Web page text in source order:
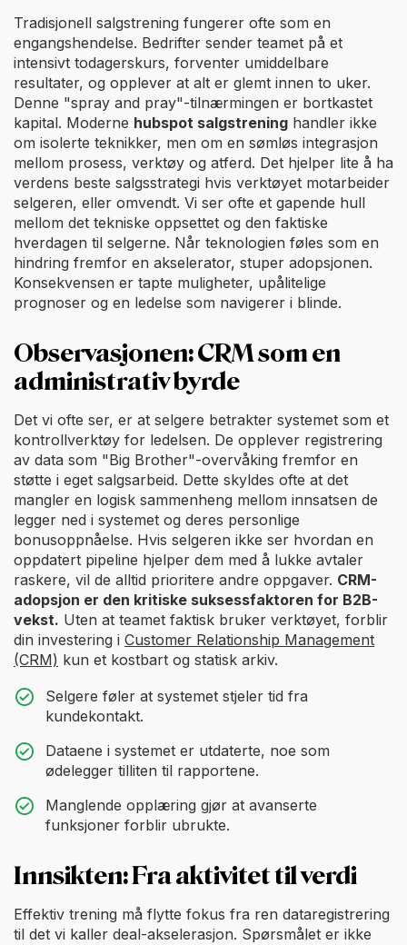
Tradisjonell salgstrening fungerer ofte som en
engangshendelse. Bedrifter sender teamet på et
intensivt todagerskurs, forventer umiddelbare
resultater, og opplever at alt er glemt innen to uker.
Denne "spray and pray"-tilnærmingen er bortkastet
kapital. Moderne hubspot salgstrening handler ikke
om isolerte teknikker, men om en sømløs integrasjon
mellom prosess, verktøy og atferd. Det hjelper lite å ha
verdens beste salgsstrategi hvis verktøyet motarbeider
selgeren, eller omvendt. Vi ser ofte et gapende hull
mellom det tekniske oppsettet og den faktiske
hverdagen til selgerne. Når teknologien føles som en
hindring fremfor en akselerator, stuper adopsjonen.
Konsekvensen er tapte muligheter, upålitelige
prognoser og en ledelse som navigerer i blinde.
Observasjonen: CRM som en
administrativ byrde
Det vi ofte ser, er at selgere betrakter systemet som et
kontrollverktøy for ledelsen. De opplever registrering
av data som "Big Brother"-overvåking fremfor en
støtte i eget salgsarbeid. Dette skyldes ofte at det
mangler en logisk sammenheng mellom innsatsen de
legger ned i systemet og deres personlige
bonusoppnåelse. Hvis selgeren ikke ser hvordan en
oppdatert pipeline hjelper dem med å lukke avtaler
raskere, vil de alltid prioritere andre oppgaver. CRM-
adopsjon er den kritiske suksessfaktoren for B2B-
vekst. Uten at teamet faktisk bruker verktøyet, forblir
din investering i Customer Relationship Management
(CRM) kun et kostbart og statisk arkiv.
Selgere føler at systemet stjeler tid fra
kundekontakt.
Dataene i systemet er utdaterte, noe som
ødelegger tilliten til rapportene.
Manglende opplæring gjør at avanserte
funksjoner forblir ubrukte.
Innsikten: Fra aktivitet til verdi
Effektiv trening må flytte fokus fra ren dataregistrering
til det vi kaller deal-akselerasjon. Spørsmålet er ikke